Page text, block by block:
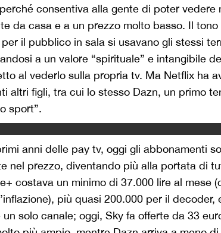
consentiva alla gente di poter vedere
da casa e a un prezzo molto basso. Il
il pubblico in sala si usavano gli stessi
a un valore “spirituale” e intangibile
al vederlo sulla propria tv. Ma Netflix ha
altri figli, tra cui lo stesso Dazn, un primo
sport”.
anni delle pay tv, oggi gli abbonamenti
nel prezzo, diventando più alla portata di
costava un minimo di 37.000 lire al mese
più quasi 200.000 per il decoder,
solo canale; oggi, Sky fa offerte da 33